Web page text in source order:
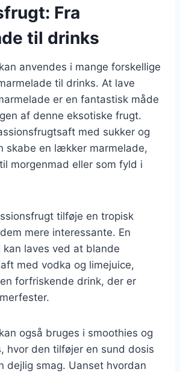
Fra
til drinks
anvendes i mange forskellige
til drinks. At lave
er en fantastisk måde
af denne eksotiske frugt.
med sukker og
skabe en lækker marmelade,
morgenmad eller som fyld i
tilføje en tropisk
mere interessante. En
kan laves ved at blande
med vodka og limejuice,
forfriskende drink, der er
også bruges i smoothies og
hvor den tilføjer en sund dosis
dejlig smag. Uanset hvordan